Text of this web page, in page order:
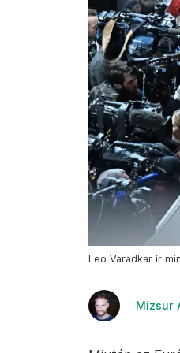
Leo Varadkar ír
Mizsur